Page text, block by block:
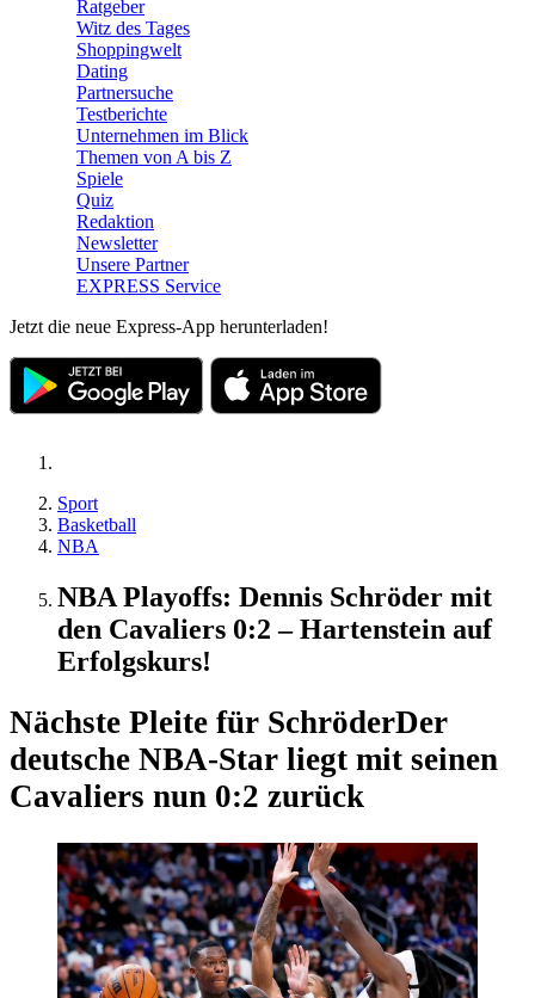
Ratgeber
Witz des Tages
Shoppingwelt
Dating
Partnersuche
Testberichte
Unternehmen im Blick
Themen von A bis Z
Spiele
Quiz
Redaktion
Newsletter
Unsere Partner
EXPRESS Service
Jetzt die neue Express-App herunterladen!
Sport
Basketball
NBA
NBA Playoffs: Dennis Schröder mit
den Cavaliers 0:2 – Hartenstein auf
Erfolgskurs!
Nächste Pleite für SchröderDer
deutsche NBA-Star liegt mit seinen
Cavaliers nun 0:2 zurück